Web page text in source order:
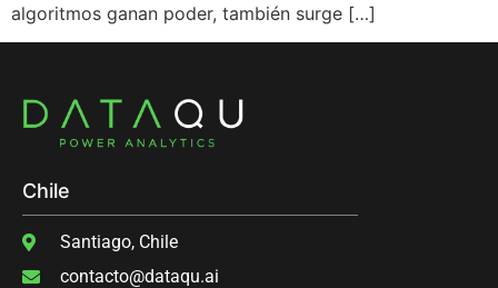
algoritmos ganan poder, también surge […]
Chile
Santiago, Chile
contacto@dataqu.ai